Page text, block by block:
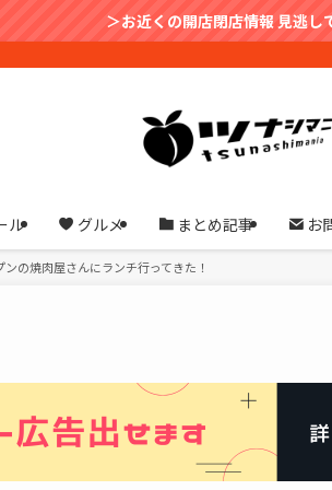
＞お近くの開店閉店情報 見逃し
ル グルメ まとめ記事 お
の焼肉屋さんにランチ行ってきた！